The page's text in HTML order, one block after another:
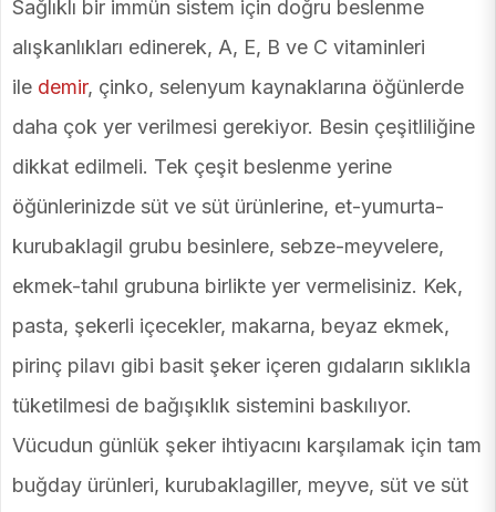
Sağlıklı bir immün sistem için doğru beslenme
alışkanlıkları edinerek, A, E, B ve C vitaminleri
ile demir, çinko, selenyum kaynaklarına öğünlerde
daha çok yer verilmesi gerekiyor. Besin çeşitliliğine
dikkat edilmeli. Tek çeşit beslenme yerine
öğünlerinizde süt ve süt ürünlerine, et-yumurta-
kurubaklagil grubu besinlere, sebze-meyvelere,
ekmek-tahıl grubuna birlikte yer vermelisiniz. Kek,
pasta, şekerli içecekler, makarna, beyaz ekmek,
pirinç pilavı gibi basit şeker içeren gıdaların sıklıkla
tüketilmesi de bağışıklık sistemini baskılıyor.
Vücudun günlük şeker ihtiyacını karşılamak için tam
buğday ürünleri, kurubaklagiller, meyve, süt ve süt